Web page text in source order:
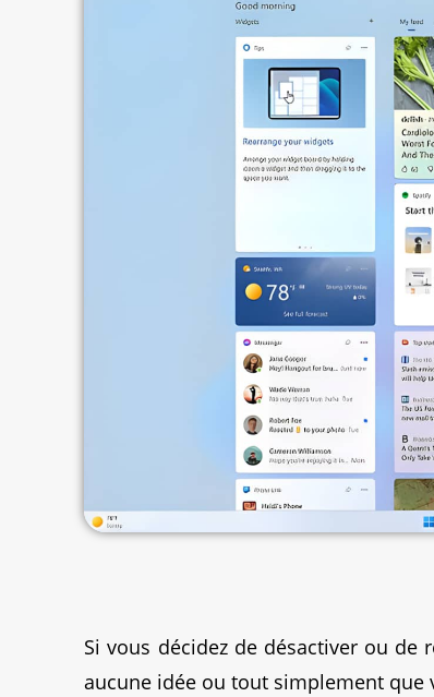
Si vous décidez de désactiver ou de
aucune idée ou tout simplement que